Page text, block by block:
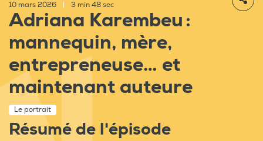
10 mars 2026 3 min 48 sec
Adriana Karembeu :
mannequin, mère,
entrepreneuse… et
maintenant auteure
Le portrait
Résumé de l'épisode